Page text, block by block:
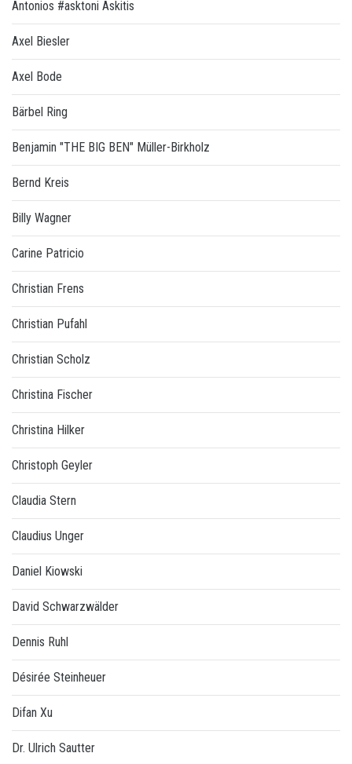
Antonios #asktoni Askitis
Axel Biesler
Axel Bode
Bärbel Ring
Benjamin "THE BIG BEN" Müller-Birkholz
Bernd Kreis
Billy Wagner
Carine Patricio
Christian Frens
Christian Pufahl
Christian Scholz
Christina Fischer
Christina Hilker
Christoph Geyler
Claudia Stern
Claudius Unger
Daniel Kiowski
David Schwarzwälder
Dennis Ruhl
Désirée Steinheuer
Difan Xu
Dr. Ulrich Sautter